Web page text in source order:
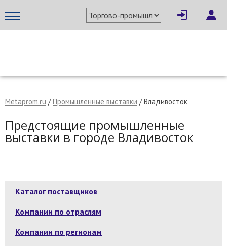
МЕТАПРОМ - российский торгово-промышленный портал
Metaprom.ru /Промышленные выставки / Владивосток
Предстоящие промышленные
выставки в городе Владивосток
Каталог поставщиков
Компании по отраслям
Компании по регионам